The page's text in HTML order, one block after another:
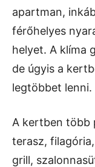
apartman,
férőhelyes
helyet. A klíma
de úgyis a
legtöbbet lenni.
A kertben több
terasz,
grill,